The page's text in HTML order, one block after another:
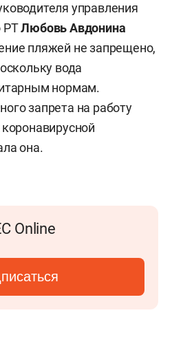
управления
РТЛюбовь Авдонина
пляжей не запрещено,
вода
нормам.
запрета на работу
она.
Online